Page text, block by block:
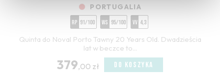
PORTUGALIA
RP 91/100 WS 95/100 VV 4,3
Quinta do Noval Porto Tawny 20 Years Old. Dwadzieścia
lat w beczce to...
379,00 zł DO KOSZYKA